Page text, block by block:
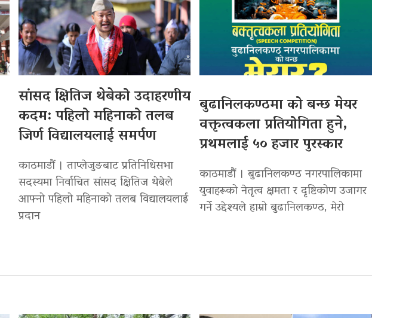
सांसद क्षितिज थेबेको उदाहरणीय
कदम: पहिलो महिनाको तलब
जिर्ण विद्यालयलाई समर्पण
काठमाडौं । ताप्लेजुङबाट प्रतिनिधिसभा
सदस्यमा निर्वाचित सांसद क्षितिज थेबेले
आफ्नो पहिलो महिनाको तलब विद्यालयलाई
प्रदान
बुढानिलकण्ठमा को बन्छ मेयर
वक्तृत्वकला प्रतियोगिता हुने,
प्रथमलाई ५० हजार पुरस्कार
काठमाडौं । बुढानिलकण्ठ नगरपालिकामा
युवाहरूको नेतृत्व क्षमता र दृष्टिकोण उजागर
गर्ने उद्देश्यले हाम्रो बुढानिलकण्ठ, मेरो